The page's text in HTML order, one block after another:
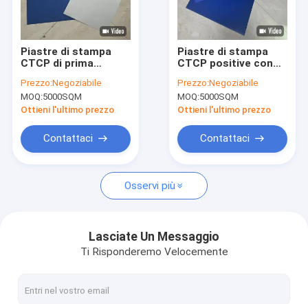
Circa noi
Giro della fabbrica
Contatto Stati Uniti
Notizie
Richieda una citazione
Macchina di fabbricazione di piatto di PCT
macchina CTP termica
Piastre di stampa
CTCP di prima
esposizione 50-
85mj/cm2
Prezzo:Negoziabile
MOQ:5000SQM
Ottieni l'ultimo prezzo
Contattaci
Piastre di stampa
CTCP positive con
piastra di 0,15
mm/0,30 mm e
energia laser di 120-
60000-80000 stampe
Prezzo:Negoziabile
MOQ:5000SQM
Ottieni l'ultimo prezzo
Contattaci
Osservi più
Lasciate Un Messaggio
Ti Risponderemo Velocemente